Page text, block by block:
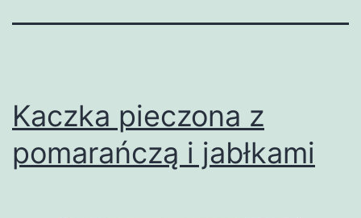
Kaczka pieczona z
pomarańczą i jabłkami